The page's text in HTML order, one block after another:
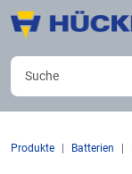
Produkte Batterien